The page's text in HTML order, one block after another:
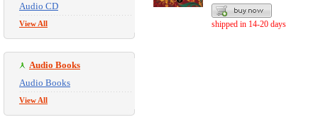
Audio CD
View All
Audio Books
Audio Books
View All
shipped in 14-20 days